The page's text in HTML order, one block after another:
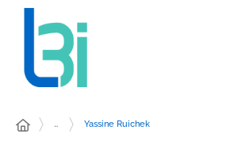
… Yassine Ruichek